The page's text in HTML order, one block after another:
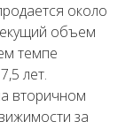
около
объем
темпе
лет.
вторичном
за